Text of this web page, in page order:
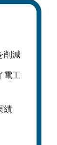
削減
電工
績